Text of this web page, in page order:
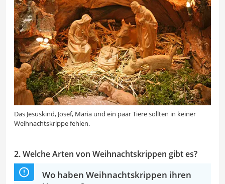
Das Jesuskind, Josef, Maria und ein paar Tiere sollten in keiner
Weihnachtskrippe fehlen.
2. Welche Arten von Weihnachtskrippen gibt es?
Wo haben Weihnachtskrippen ihren